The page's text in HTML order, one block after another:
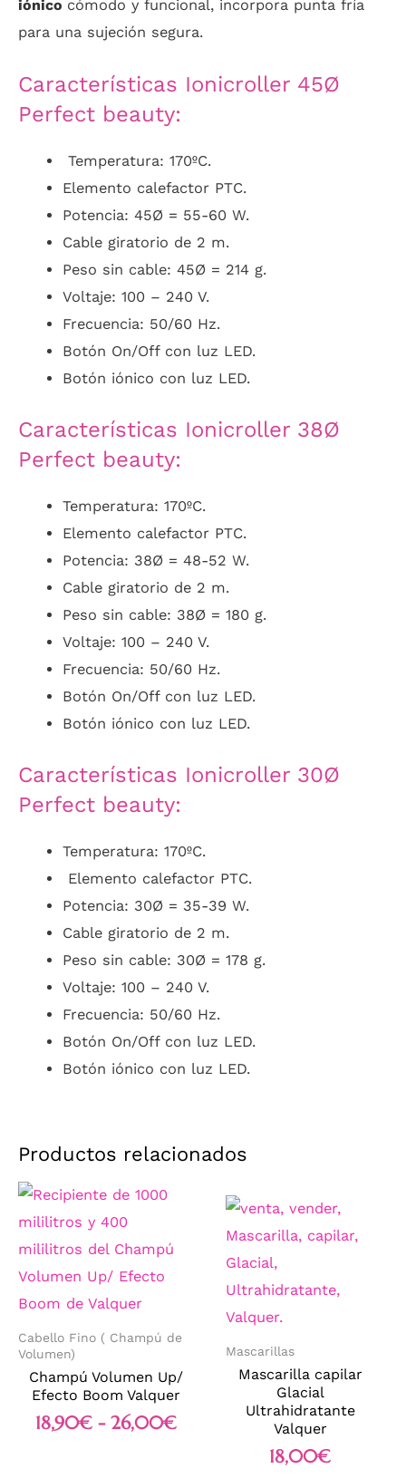
iónico cómodo y funcional, incorpora punta fría
para una sujeción segura.
Características Ionicroller 45Ø
Perfect beauty:
Temperatura: 170ºC.
Elemento calefactor PTC.
Potencia: 45Ø = 55-60 W.
Cable giratorio de 2 m.
Peso sin cable: 45Ø = 214 g.
Voltaje: 100 – 240 V.
Frecuencia: 50/60 Hz.
Botón On/Off con luz LED.
Botón iónico con luz LED.
Características Ionicroller 38Ø
Perfect beauty:
Temperatura: 170ºC.
Elemento calefactor PTC.
Potencia: 38Ø = 48-52 W.
Cable giratorio de 2 m.
Peso sin cable: 38Ø = 180 g.
Voltaje: 100 – 240 V.
Frecuencia: 50/60 Hz.
Botón On/Off con luz LED.
Botón iónico con luz LED.
Características Ionicroller 30Ø
Perfect beauty:
Temperatura: 170ºC.
Elemento calefactor PTC.
Potencia: 30Ø = 35-39 W.
Cable giratorio de 2 m.
Peso sin cable: 30Ø = 178 g.
Voltaje: 100 – 240 V.
Frecuencia: 50/60 Hz.
Botón On/Off con luz LED.
Botón iónico con luz LED.
Productos relacionados
Cabello Fino ( Champú de
Volumen)
Champú Volumen Up/
Efecto Boom Valquer
18,90€ - 26,00€
Mascarillas
Mascarilla capilar
Glacial
Ultrahidratante
Valquer
18,00€